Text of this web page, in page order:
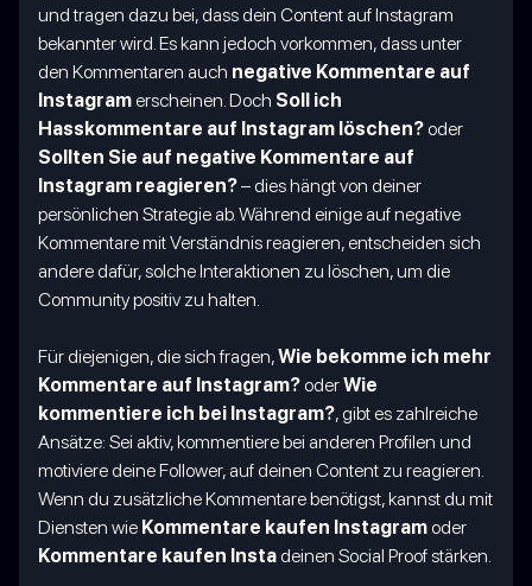
und tragen dazu bei, dass dein Content auf Instagram
bekannter wird. Es kann jedoch vorkommen, dass unter
den Kommentaren auch negative Kommentare auf
Instagram erscheinen. Doch Soll ich
Hasskommentare auf Instagram löschen? oder
Sollten Sie auf negative Kommentare auf
Instagram reagieren?– dies hängt von deiner
persönlichen Strategie ab. Während einige auf negative
Kommentare mit Verständnis reagieren, entscheiden sich
andere dafür, solche Interaktionen zu löschen, um die
Community positiv zu halten.
Für diejenigen, die sich fragen,Wie bekomme ich mehr
Kommentare auf Instagram? oderWie
kommentiere ich bei Instagram?, gibt es zahlreiche
Ansätze: Sei aktiv, kommentiere bei anderen Profilen und
motiviere deine Follower, auf deinen Content zu reagieren.
Wenn du zusätzliche Kommentare benötigst, kannst du mit
Diensten wie Kommentare kaufen Instagram oder
Kommentare kaufen Insta deinen Social Proof stärken.